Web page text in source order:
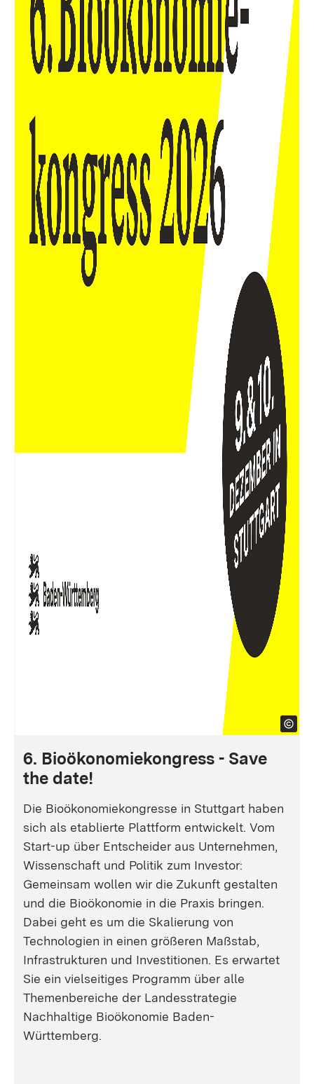
6. Bioökonomiekongress - Save
the date!
Die Bioökonomiekongresse in Stuttgart haben
sich als etablierte Plattform entwickelt. Vom
Start-up über Entscheider aus Unternehmen,
Wissenschaft und Politik zum Investor:
Gemeinsam wollen wir die Zukunft gestalten
und die Bioökonomie in die Praxis bringen.
Dabei geht es um die Skalierung von
Technologien in einen größeren Maßstab,
Infrastrukturen und Investitionen. Es erwartet
Sie ein vielseitiges Programm über alle
Themenbereiche der Landesstrategie
Nachhaltige Bioökonomie Baden-
Württemberg.